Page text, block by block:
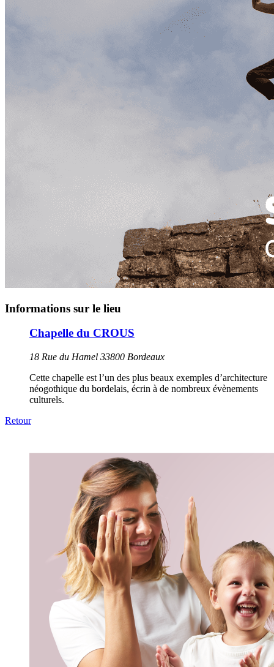
Informations sur le lieu
Chapelle du CROUS
18 Rue du Hamel 33800 Bordeaux
Cette chapelle est l’un des plus beaux exemples d’architecture
néogothique du bordelais, écrin à de nombreux évènements
culturels.
Retour